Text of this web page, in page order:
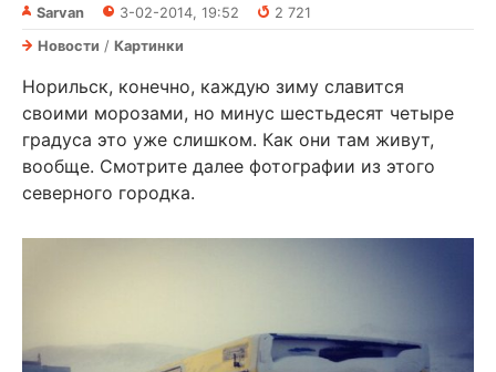
Sarvan 3-02-2014, 19:52
2 721
Новости / Картинки
Норильск, конечно, каждую зиму славится
своими морозами, но минус шестьдесят четыре
градуса это уже слишком. Как они там живут,
вообще. Смотрите далее фотографии из этого
северного городка.